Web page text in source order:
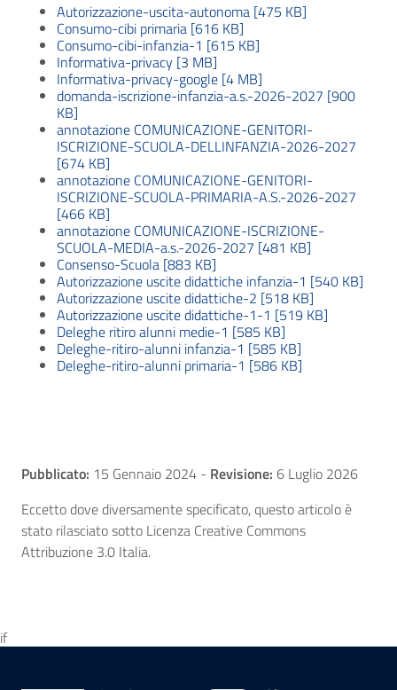
Autorizzazione-uscita-autonoma [475 KB]
Consumo-cibi primaria [616 KB]
Consumo-cibi-infanzia-1 [615 KB]
Informativa-privacy [3 MB]
Informativa-privacy-google [4 MB]
domanda-iscrizione-infanzia-a.s.-2026-2027 [900
KB]
annotazione COMUNICAZIONE-GENITORI-
ISCRIZIONE-SCUOLA-DELLINFANZIA-2026-2027
[674 KB]
annotazione COMUNICAZIONE-GENITORI-
ISCRIZIONE-SCUOLA-PRIMARIA-A.S.-2026-2027
[466 KB]
annotazione COMUNICAZIONE-ISCRIZIONE-
SCUOLA-MEDIA-a.s.-2026-2027 [481 KB]
Consenso-Scuola [883 KB]
Autorizzazione uscite didattiche infanzia-1 [540 KB]
Autorizzazione uscite didattiche-2 [518 KB]
Autorizzazione uscite didattiche-1-1 [519 KB]
Deleghe ritiro alunni medie-1 [585 KB]
Deleghe-ritiro-alunni infanzia-1 [585 KB]
Deleghe-ritiro-alunni primaria-1 [586 KB]
Pubblicato: 15 Gennaio 2024 - Revisione: 6 Luglio 2026
Eccetto dove diversamente specificato, questo articolo è
stato rilasciato sotto Licenza Creative Commons
Attribuzione 3.0 Italia.
if